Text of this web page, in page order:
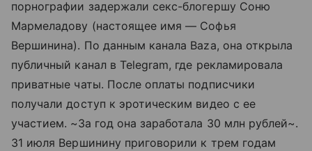
порнографии задержали секс-блогершу Соню
Мармеладову (настоящее имя — Софья
Вершинина). По данным канала Baza, она открыла
публичный канал в Telegram, где рекламировала
приватные чаты. После оплаты подписчики
получали доступ к эротическим видео с ее
участием. ~За год она заработала 30 млн рублей~.
31 июля Вершинину приговорили к трем годам